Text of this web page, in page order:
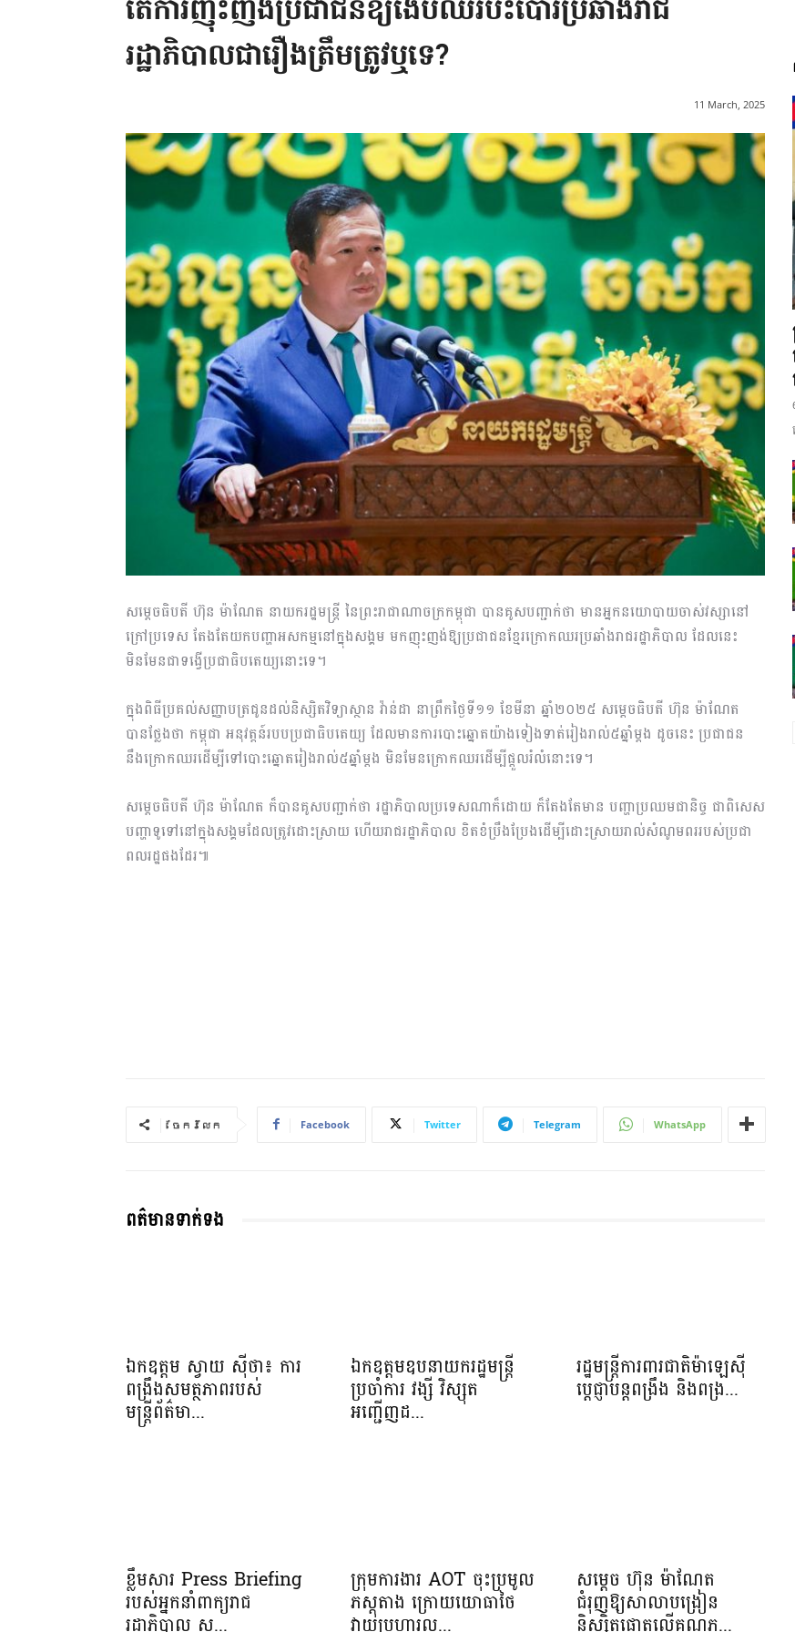
អង្គ
ភាព​
ព័ត៌មាន​
និង
តើការញុះញង់ប្រជាជនឱ្យងើបឈរបះបោរប្រឆាំងរាជ
រដ្ឋាភិបាលជារឿងត្រឹមត្រូវឬទេ?
11 March, 2025
សម្តេចធិបតី ហ៊ុន ម៉ាណែត នាយករដ្ឋមន្ត្រី នៃព្រះរាជាណាចក្រកម្ពុជា បានគូសបញ្ជាក់ថា មានអ្នកនយោបាយចាស់វស្សានៅ
ក្រៅប្រទេស តែងតែយកបញ្ហាអសកម្មនៅក្នុងសង្គម មកញុះញង់ឱ្យប្រជាជនខ្មែរក្រោកឈរប្រឆាំងរាជរដ្ឋាភិបាល ដែលនេះ
មិនមែនជាទង្វើប្រជាធិបតេយ្យនោះទេ។
ក្នុងពិធីប្រគល់សញ្ញាបត្រជូនដល់និស្សិតវិទ្យាស្ថាន វ៉ាន់ដា នាព្រឹកថ្ងៃទី១១ ខែមីនា ឆ្នាំ២០២៥ សម្តេចធិបតី ហ៊ុន ម៉ាណែត
បានថ្លែងថា កម្ពុជា អនុវត្តន៍របបប្រជាធិបតេយ្យ ដែលមានការបោះឆ្នោតយ៉ាងទៀងទាត់រៀងរាល់៥ឆ្នាំម្តង ដូចនេះ ប្រជាជន
នឹងក្រោកឈរដើម្បីទៅបោះឆ្នោតរៀងរាល់៥ឆ្នាំម្តង មិនមែនក្រោកឈរដើម្បីផ្តួលរំលំនោះទេ។
សម្តេចធិបតី ហ៊ុន ម៉ាណែត ក៏បានគូសបញ្ជាក់ថា រដ្ឋាភិបាលប្រទេសណាក៏ដោយ ក៏តែងតែមាន បញ្ហាប្រឈមជានិច្ច ជាពិសេស
បញ្ហាទូទៅនៅក្នុងសង្គមដែលត្រូវដោះស្រាយ ហើយរាជរដ្ឋាភិបាល ខិតខំប្រឹងប្រែងដើម្បីដោះស្រាយរាល់សំណូមពររបស់ប្រជា
ពលរដ្ឋផងដែរ៕
ចែករំលែក Facebook Twitter Telegram WhatsApp
ពត៌មានទាក់ទង
ឯកឧត្តម ស្វាយ ស៊ីថា៖ ការ
ពង្រឹងសមត្ថភាពរបស់
មន្ត្រីព័ត៌មា...
ឯកឧត្តមឧបនាយករដ្ឋមន្រ្តី
ប្រចាំការ វង្សី វិស្សុត
អញ្ជើញដ...
រដ្ឋមន្ត្រីការពារជាតិម៉ាឡេស៊ី
ប្ដេជ្ញាបន្តពង្រឹង និងពង្រ...
ខ្លឹមសារ Press Briefing
របស់អ្នកនាំពាក្យរាជ
ក្រុមការងារ AOT ចុះប្រមូល
ភស្តុតាង ក្រោយយោធាថៃ
សម្តេច ហ៊ុន ម៉ាណែត
ជំរុញឱ្យសាលាបង្រៀន